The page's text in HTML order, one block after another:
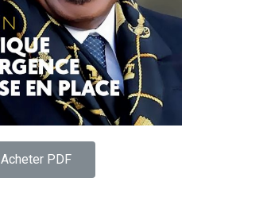
Acheter PDF